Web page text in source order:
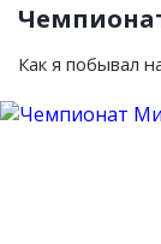
Как я побывал